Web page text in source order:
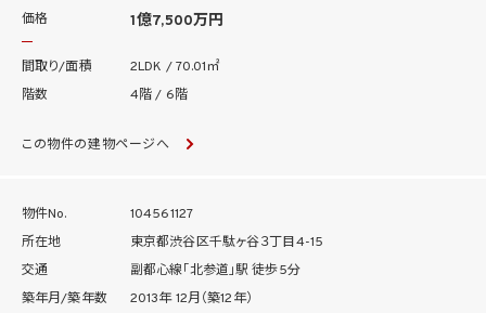
価格 1億7,500万円
間取り/面積
2LDK / 70.01㎡
階数
4階 / 6階
この物件の建物ページへ
物件No.
104561127
所在地
東京都渋谷区千駄ヶ谷３丁目4-15
交通
副都心線「北参道」駅 徒歩5分
築年月/築年数
2013年 12月（築12年）